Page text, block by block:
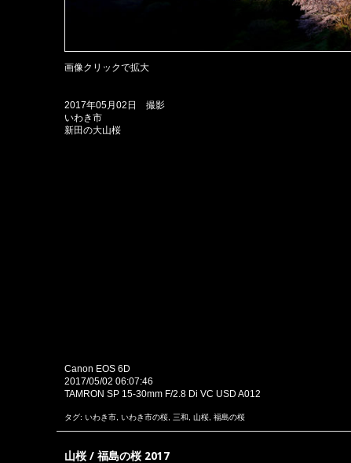
画像クリックで拡大
2017年05月02日 撮影
いわき市
新田の大山桜
Canon EOS 6D
2017/05/02 06:07:46
TAMRON SP 15-30mm F/2.8 Di VC USD A012
タグ: いわき市 いわき市の桜 三和 山桜 福島の桜
山桜 / 福島の桜 2017